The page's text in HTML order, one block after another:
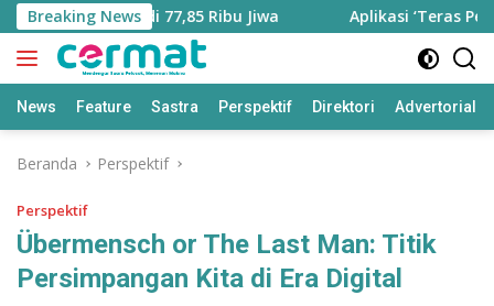
Langsung
ke
konten
Breaking News
Jadi 77,85 Ribu Jiwa Aplikasi ‘Teras
News Feature Sastra Perspektif Direktori Advertorial
Beranda Perspektif
Perspektif
Übermensch or The Last Man: Titik
Persimpangan Kita di Era Digital